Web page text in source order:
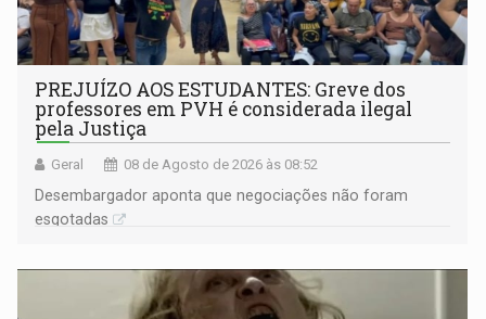
PREJUÍZO AOS ESTUDANTES: Greve dos
professores em PVH é considerada ilegal
pela Justiça
Geral 08 de Agosto de 2026 às 08:52
Desembargador aponta que negociações não foram
esgotadas